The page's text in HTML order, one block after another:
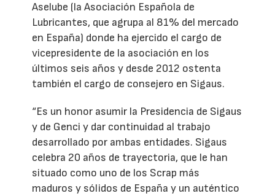
Aselube (la Asociación Española de
Lubricantes, que agrupa al 81% del mercado
en España) donde ha ejercido el cargo de
vicepresidente de la asociación en los
últimos seis años y desde 2012 ostenta
también el cargo de consejero en Sigaus.
“Es un honor asumir la Presidencia de Sigaus
y de Genci y dar continuidad al trabajo
desarrollado por ambas entidades. Sigaus
celebra 20 años de trayectoria, que le han
situado como uno de los Scrap más
maduros y sólidos de España y un auténtico